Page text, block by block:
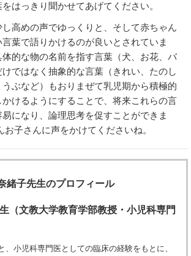
をはっきり聞かせてあげてください。
高めの声でゆっくりと、そして赤ちゃん
葉で語りかけるのが良いとされていま
的な物の名前を指す言葉（犬、お花、バ
ではなく抽象的な言葉（きれい、たのし
うぶなど）もおりまぜて乳児期から積極的
かけるようにすることで、将来これらの言
になり、論理思考を促すことができま
お子さんに声をかけてくださいね。
子先生のプロフィール
（文教大学教育学部教授・小児科専門
、小児科専門医としての臨床の経験をもとに、